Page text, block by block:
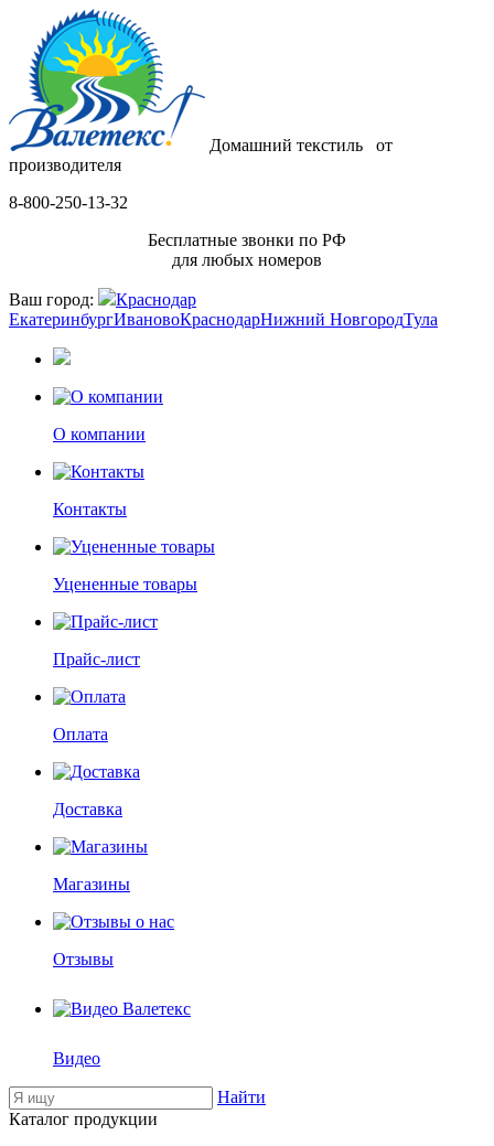
Домашний текстиль от
производителя
8-800-250-13-32
Бесплатные звонки по РФ
для любых номеров
Ваш город:
Краснодар
ЕкатеринбургИвановоКраснодарНижний НовгородТула
О компании
Контакты
Уцененные товары
Прайс-лист
Оплата
Доставка
Магазины
Отзывы
Видео
Найти
Каталог продукции